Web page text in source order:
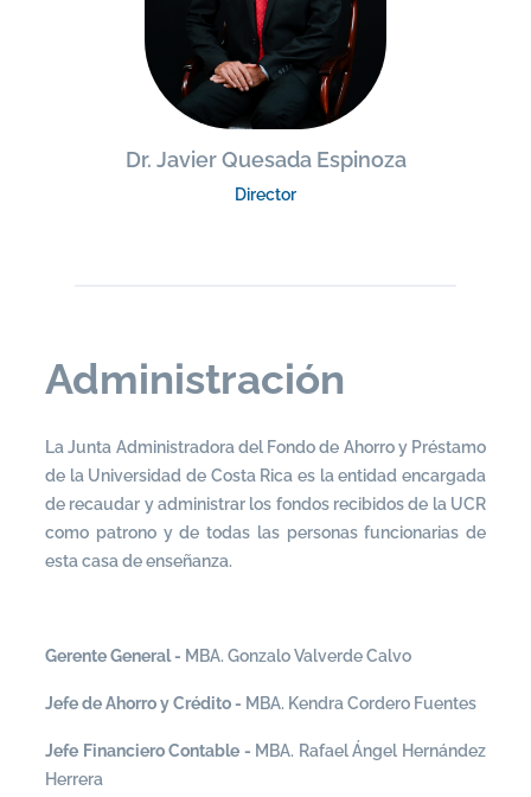
Dr. Javier Quesada Espinoza
Director
Administración
La Junta Administradora del Fondo de Ahorro y Préstamo
de la Universidad de Costa Rica es la entidad encargada
de recaudar y administrar los fondos recibidos de la UCR
como patrono y de todas las personas funcionarias de
esta casa de enseñanza.
Gerente General - MBA. Gonzalo Valverde Calvo
Jefe de Ahorro y Crédito- MBA. Kendra Cordero Fuentes
Jefe Financiero Contable - MBA. Rafael Ángel Hernández
Herrera